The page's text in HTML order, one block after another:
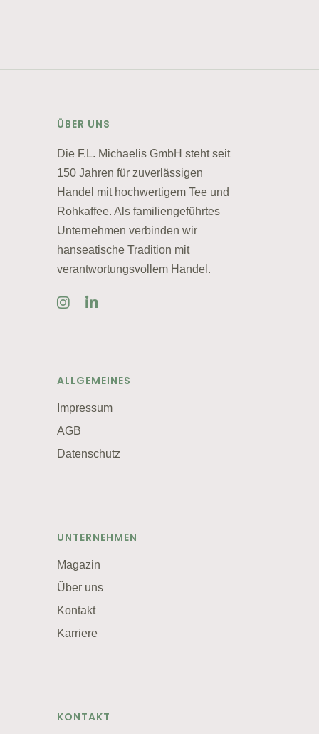
ÜBER UNS
Die F.L. Michaelis GmbH steht seit
150 Jahren für zuverlässigen
Handel mit hochwertigem Tee und
Rohkaffee. Als familiengeführtes
Unternehmen verbinden wir
hanseatische Tradition mit
verantwortungsvollem Handel.
ALLGEMEINES
Impressum
AGB
Datenschutz
UNTERNEHMEN
Magazin
Über uns
Kontakt
Karriere
KONTAKT